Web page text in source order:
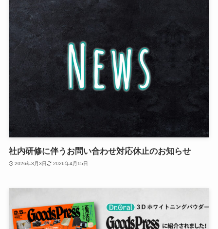
社内研修に伴うお問い合わせ対応休止のお知らせ
2026年3月3日 2026年4月15日